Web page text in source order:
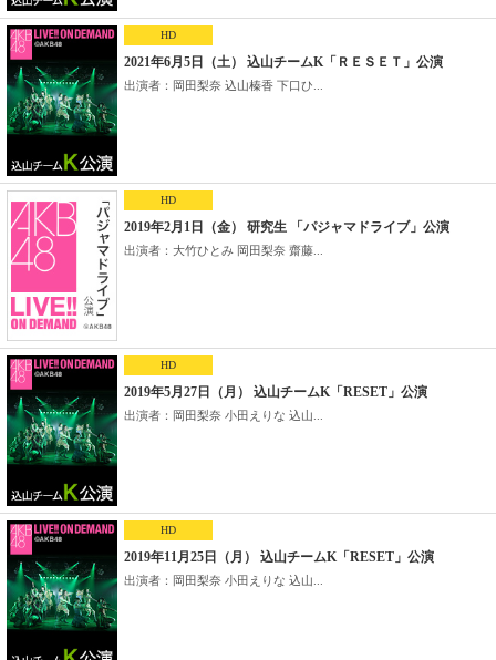
HD
2021年6月5日（土） 込山チームK「ＲＥＳＥＴ」公演
出演者：岡田梨奈 込山榛香 下口ひ...
HD
2019年2月1日（金） 研究生 「パジャマドライブ」公演
出演者：大竹ひとみ 岡田梨奈 齋藤...
HD
2019年5月27日（月） 込山チームK「RESET」公演
出演者：岡田梨奈 小田えりな 込山...
HD
2019年11月25日（月） 込山チームK「RESET」公演
出演者：岡田梨奈 小田えりな 込山...